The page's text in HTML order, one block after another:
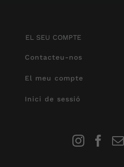
EL SEU COMPTE
Contacteu-nos
El meu compte
Inici de sessió